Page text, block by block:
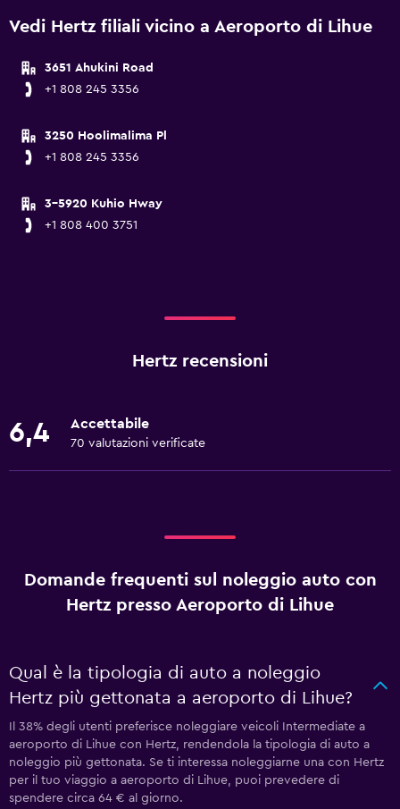
Vedi Hertz filiali vicino a Aeroporto di Lihue
3651 Ahukini Road
+1 808 245 3356
3250 Hoolimalima Pl
+1 808 245 3356
3-5920 Kuhio Hway
+1 808 400 3751
Hertz recensioni
6,4 Accettabile
70 valutazioni verificate
Domande frequenti sul noleggio auto con
Hertz presso Aeroporto di Lihue
Qual è la tipologia di auto a noleggio
Hertz più gettonata a aeroporto di Lihue?
Il 38% degli utenti preferisce noleggiare veicoli Intermediate a
aeroporto di Lihue con Hertz, rendendola la tipologia di auto a
noleggio più gettonata. Se ti interessa noleggiarne una con Hertz
per il tuo viaggio a aeroporto di Lihue, puoi prevedere di
spendere circa 64 € al giorno.